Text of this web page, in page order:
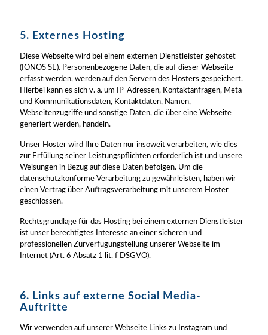
5. Externes Hosting
Diese Webseite wird bei einem externen Dienstleister gehostet
(IONOS SE). Personenbezogene Daten, die auf dieser Webseite
erfasst werden, werden auf den Servern des Hosters gespeichert.
Hierbei kann es sich v. a. um IP-Adressen, Kontaktanfragen, Meta-
und Kommunikationsdaten, Kontaktdaten, Namen,
Webseitenzugriffe und sonstige Daten, die über eine Webseite
generiert werden, handeln.
Unser Hoster wird Ihre Daten nur insoweit verarbeiten, wie dies
zur Erfüllung seiner Leistungspflichten erforderlich ist und unsere
Weisungen in Bezug auf diese Daten befolgen. Um die
datenschutzkonforme Verarbeitung zu gewährleisten, haben wir
einen Vertrag über Auftragsverarbeitung mit unserem Hoster
geschlossen.
Rechtsgrundlage für das Hosting bei einem externen Dienstleister
ist unser berechtigtes Interesse an einer sicheren und
professionellen Zurverfügungstellung unserer Webseite im
Internet (Art. 6 Absatz 1 lit. f DSGVO).
6. Links auf externe Social Media-
Auftritte
Wir verwenden auf unserer Webseite Links zu Instagram und